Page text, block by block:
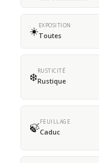
☀️EXPOSITION
Toutes
❄️RUSTICITÉ
Rustique
🍃FEUILLAGE
Caduc